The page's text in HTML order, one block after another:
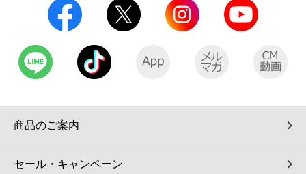
自転車シェアリング（店舗限定）
モバイルバッテリーシェアリング（店舗限定）
セブン-イレブンの歴史
商品のご案内
セール・キャンペーン